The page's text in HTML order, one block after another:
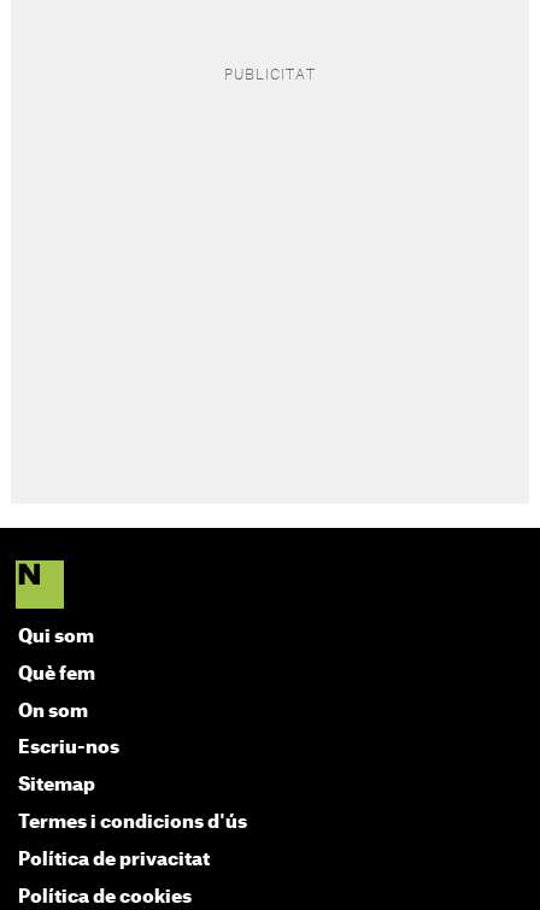
Qui som
Què fem
On som
Escriu-nos
Sitemap
Termes i condicions d'ús
Política de privacitat
Política de cookies